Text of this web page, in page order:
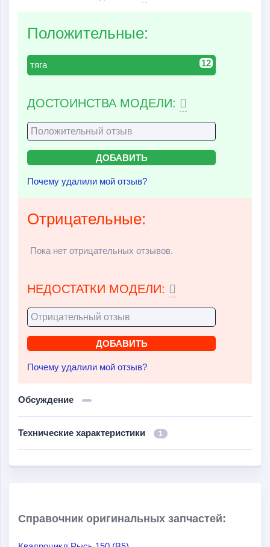
Положительные:
12
тяга
ДОСТОИНСТВА МОДЕЛИ:
Почему удалили мой отзыв?
Отрицательные:
Пока нет отрицательных отзывов.
НЕДОСТАТКИ МОДЕЛИ:
Почему удалили мой отзыв?
Обсуждение
Технические характеристики 1
Справочник оригинальных запчастей: